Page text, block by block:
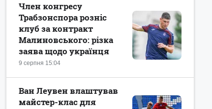
9 серпня 15:04
Член конгресу
Трабзонспора розніс
клуб за контракт
Малиновського: різка
заява щодо українця
Ван Леувен влаштував
майстер-клас для